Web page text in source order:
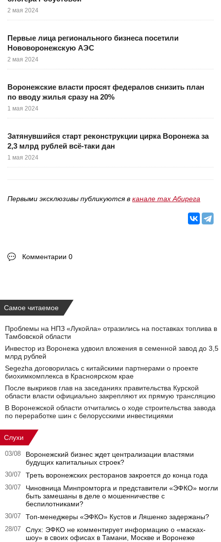
2 мая 2024
Первые лица регионального бизнеса посетили
Нововоронежскую АЭС
2 мая 2024
Воронежские власти просят федералов снизить план
по вводу жилья сразу на 20%
1 мая 2024
Затянувшийся старт реконструкции цирка Воронежа за
2,3 млрд рублей всё-таки дан
1 мая 2024
Первыми эксклюзивы публикуются в канале max Абирега
Комментарии 0
Самое читаемое
Проблемы на НПЗ «Лукойла» отразились на поставках топлива в
Тамбовской области
Инвестор из Воронежа удвоил вложения в семенной завод до 3,5
млрд рублей
Segezha договорилась с китайскими партнерами о проекте
биохимкомплекса в Красноярском крае
После выкриков глав на заседаниях правительства Курской
области власти официально закрепляют их прямую трансляцию
В Воронежской области отчитались о ходе строительства завода
по переработке шин с белорусскими инвестициями
Слухи
03/08
Воронежский бизнес ждет централизации властями
будущих капитальных строек?
30/07 Треть воронежских ресторанов закроется до конца года
30/07
Чиновница Минпромторга и представители «ЭФКО» могли
быть замешаны в деле о мошенничестве с
беспилотниками?
30/07 Топ-менеджеры «ЭФКО» Кустов и Ляшенко задержаны?
28/07
Слух: ЭФКО не комментирует информацию о «масках-
шоу» в своих офисах в Тамани, Москве и Воронеже